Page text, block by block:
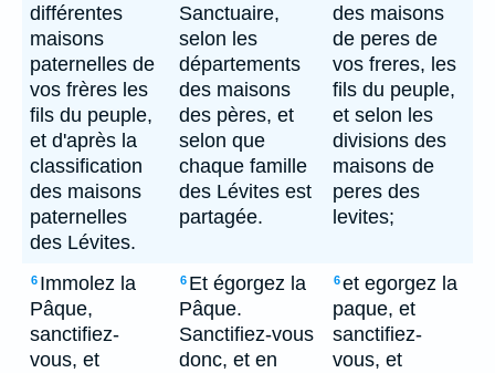
différentes
maisons
paternelles de
vos frères les
fils du peuple,
et d'après la
classification
des maisons
paternelles
des Lévites.
Sanctuaire,
selon les
départements
des maisons
des pères, et
selon que
chaque famille
des Lévites est
partagée.
des maisons
de peres de
vos freres, les
fils du peuple,
et selon les
divisions des
maisons de
peres des
levites;
6 Immolez la
Pâque,
sanctifiez-
vous, et
6 Et égorgez la
Pâque.
Sanctifiez-vous
donc, et en
6et egorgez la
paque, et
sanctifiez-
vous, et